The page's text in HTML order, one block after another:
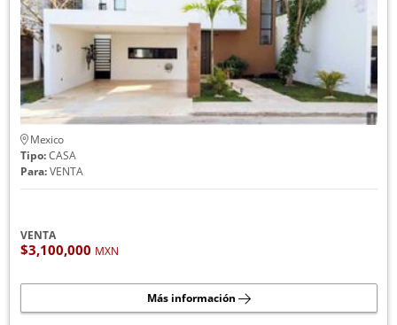
Mexico
Tipo:CASA
Para:VENTA
VENTA
$3,100,000 MXN
Más información